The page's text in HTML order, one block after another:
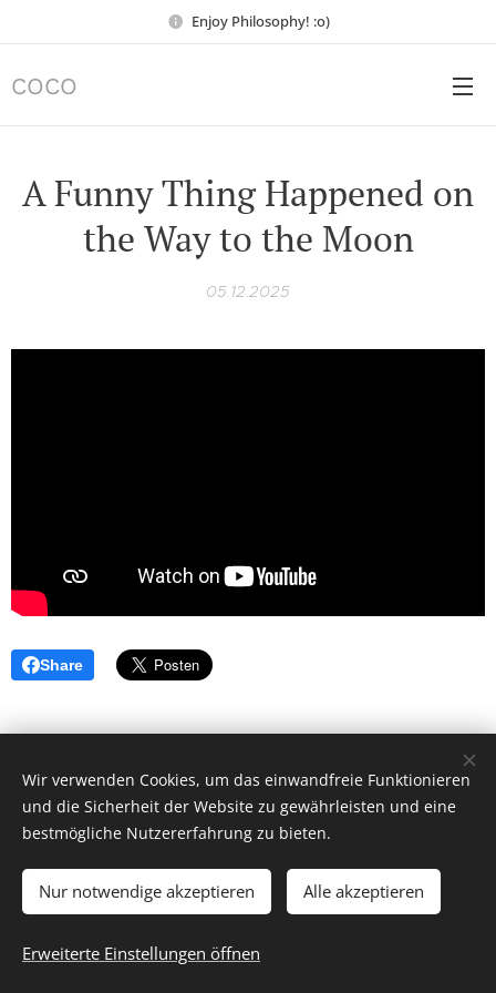
Enjoy Philosophy! :o)
COCO
A Funny Thing Happened on
the Way to the Moon
05.12.2025
Share
All rights reserved.
Wir verwenden Cookies, um das einwandfreie Funktionieren
und die Sicherheit der Website zu gewährleisten und eine
bestmögliche Nutzererfahrung zu bieten.
Nur notwendige akzeptieren Alle akzeptieren
Erweiterte Einstellungen öffnen